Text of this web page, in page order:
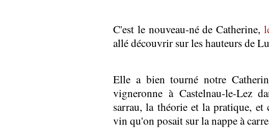
C'est le nouveau-né de Catherine,
allé découvrir sur les hauteurs de
Elle a bien tourné notre
vigneronne à Castelnau-le-Lez
sarrau, la théorie et la pratique,
vin qu'on posait sur la nappe à